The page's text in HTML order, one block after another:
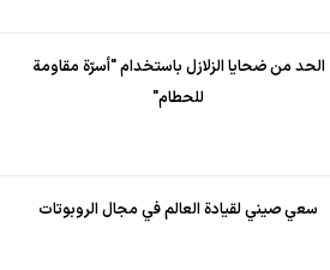
الحد من ضحايا الزلازل باستخدام "أسرّة مقاومة
للحطام"
سعي صيني لقيادة العالم في مجال الروبوتات